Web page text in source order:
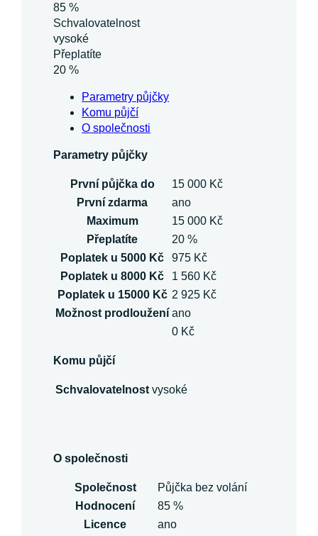
85 %
Schvalovatelnost
vysoké
Přeplatíte
20 %
Parametry půjčky
Komu půjčí
O společnosti
Parametry půjčky
První půjčka do
15 000 Kč
První zdarma
ano
Maximum
15 000 Kč
Přeplatíte
20 %
Poplatek u 5000 Kč
975 Kč
Poplatek u 8000 Kč
1 560 Kč
Poplatek u 15000 Kč 2 925 Kč
Možnost prodloužení ano
0 Kč
Komu půjčí
Schvalovatelnost vysoké
O společnosti
Společnost
Půjčka bez volání
Hodnocení
85 %
Licence
ano